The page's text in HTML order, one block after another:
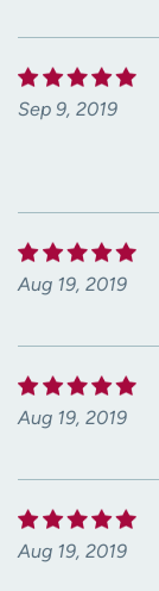
Sep 9, 2019
Aug 19, 2019
Aug 19, 2019
Aug 19, 2019